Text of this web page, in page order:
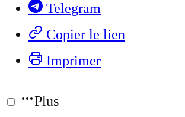
Telegram
Copier le lien
Imprimer
Plus